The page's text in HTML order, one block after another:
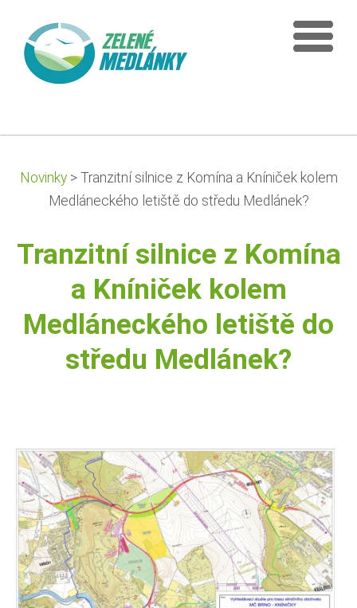
Novinky > Tranzitní silnice z Komína a Kníniček kolem
Medláneckého letiště do středu Medlánek?
Tranzitní silnice z Komína
a Kníniček kolem
Medláneckého letiště do
středu Medlánek?